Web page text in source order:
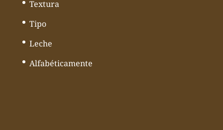
Textura
Tipo
Leche
Alfabéticamente